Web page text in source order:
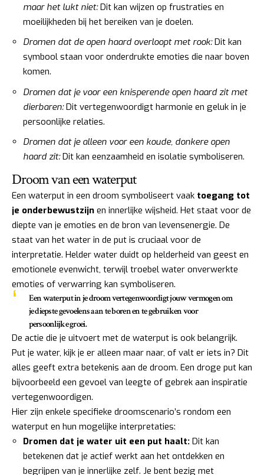
maar het lukt niet:Dit kan wijzen op frustraties en
moeilijkheden bij het bereiken van je doelen.
Dromen dat de open haard overloopt met rook:Dit kan
symbool staan voor onderdrukte emoties die naar boven
komen.
Dromen dat je voor een knisperende open haard zit met
dierbaren:Dit vertegenwoordigt harmonie en geluk in je
persoonlijke relaties.
Dromen dat je alleen voor een koude, donkere open
haard zit:Dit kan eenzaamheid en isolatie symboliseren.
Droom van een waterput
Een waterput in een droom symboliseert vaak toegang tot
je onderbewustzijn en innerlijke wijsheid. Het staat voor de
diepte van je emoties en de bron van levensenergie. De
staat van het water in de put is cruciaal voor de
interpretatie. Helder water duidt op helderheid van geest en
emotionele evenwicht, terwijl troebel water onverwerkte
emoties of verwarring kan symboliseren.
Een waterput in je droom vertegenwoordigt jouw vermogen om
je diepste gevoelens aan te boren en te gebruiken voor
persoonlijke groei.
De actie die je uitvoert met de waterput is ook belangrijk.
Put je water, kijk je er alleen maar naar, of valt er iets in? Dit
alles geeft extra betekenis aan de droom. Een droge put kan
bijvoorbeeld een gevoel van leegte of gebrek aan inspiratie
vertegenwoordigen.
Hier zijn enkele specifieke droomscenario’s rondom een
waterput en hun mogelijke interpretaties:
Dromen dat je water uit een put haalt: Dit kan
betekenen dat je actief werkt aan het ontdekken en
begrijpen van je innerlijke zelf. Je bent bezig met